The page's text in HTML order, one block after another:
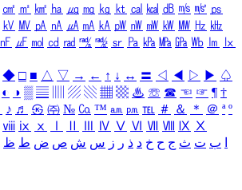
㎠ ㎡ ㎢ ㏊ ㎍ ㎎ ㎏ ㏏ ㎈ ㎉ ㏈ ㎧ ㎨ ㎰
㎸ ㎹ ㎀ ㎁ ㎂ ㎃ ㎄ ㎺ ㎻ ㎽ ㎾ ㎿ ㎐ ㎑
㎋ ㎌ ㏖ ㏅ ㎭ ㎮ ㎯ ㏛ ㎩ ㎪ ㎫ ㎬ ㏝ ㏐
㏓
◆ □ ■ △ ▽ → ← ↑ ↓ ↔ 〓 ◁ ◀ ▷ ▶ ♤
◐ ◑ ▒ ▤ ▨ ▧ ▦ ▩ ♨ ☏ ☎ ☜ ☞ ¶ †
♪ ♬ ㉿ ㈜ № ㏇ ™ ㏂ ㏘ ℡ ＃ ＆ ＊ ＠ ª º
ⅷ ⅸ ⅹ Ⅳ Ⅴ Ⅵ Ⅶ Ⅷ Ⅸ Ⅹ
ب ت ث ج ح خ د ذ ر ز س ش ص ض ط ظ